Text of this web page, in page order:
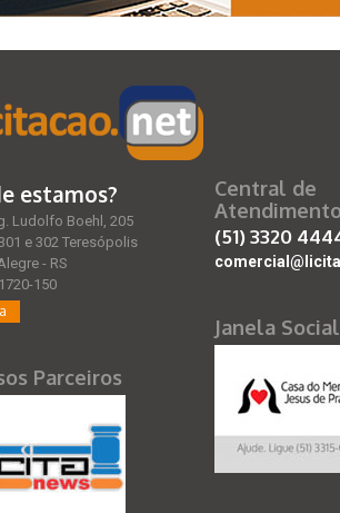
estamos?
Ludolfo Boehl, 205
e 302 Teresópolis
- RS
150
Parceiros
Central de
Atendimento
(51)3320
Janela Social